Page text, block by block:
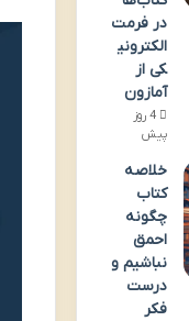
در فرمت
الکترونی
کی از
آمازون
4 روز
پیش
خلاصه
کتاب
چگونه
احمق
نباشیم و
درست
فکر